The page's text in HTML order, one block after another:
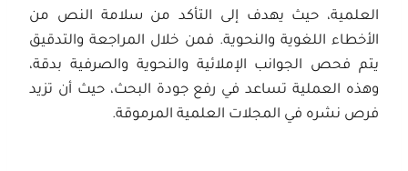
العلمية، حيث يهدف إلى التأكد من سلامة النص من
الأخطاء اللغوية والنحوية. فمن خلال المراجعة والتدقيق
يتم فحص الجوانب الإملائية والنحوية والصرفية بدقة،
وهذه العملية تساعد في رفع جودة البحث، حيث أن تزيد
فرص نشره في المجلات العلمية المرموقة.